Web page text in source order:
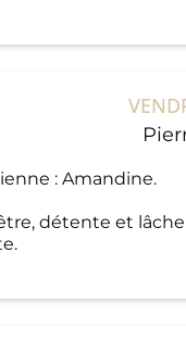
: Amandine.
détente et